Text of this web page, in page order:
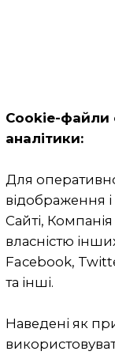
цієї Політики на
поширюватися
чим, Компанія
даних кожного
як передавати
дані, за якими
ідентифікувати.
Конфіденційність
Відомості про